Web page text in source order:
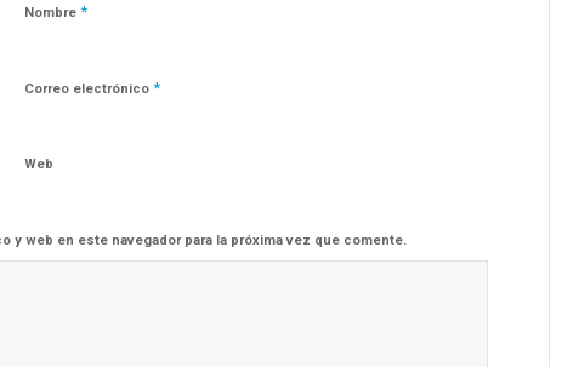
Nombre *
Correo electrónico *
Web
y web en este navegador para la próxima vez que comente.